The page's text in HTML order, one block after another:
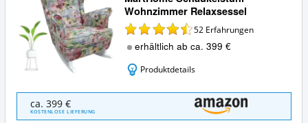
Wohnzimmer Relaxsessel
52 Erfahrungen
erhältlich ab ca. 399 €
Produktdetails
MartHome
Schaukelstuhl
ca. 399 €
KOSTENLOSE LIEFERUNG